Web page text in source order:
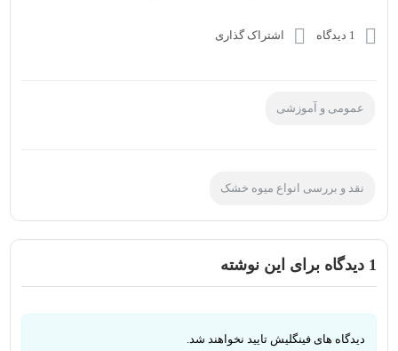
1 دیدگاه اشتراک گذاری
عمومی و آموزشی
نقد و بررسی انواع میوه خشک
1 دیدگاه برای این نوشته
دیدگاه های فینگلیش تایید نخواهند شد.